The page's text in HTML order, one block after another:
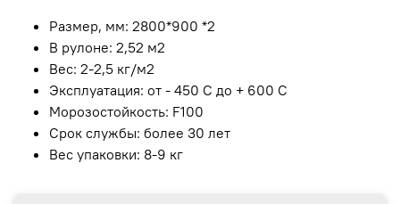
Размер, мм: 2800*900 *2
В рулоне: 2,52 м2
Вес: 2-2,5 кг/м2
Эксплуатация: от - 450 С до + 600 С
Морозостойкость: F100
Срок службы: более 30 лет
Вес упаковки: 8-9 кг